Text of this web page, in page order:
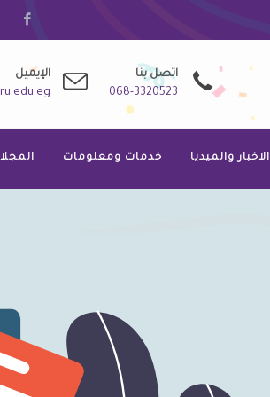
اتصل بنا
068-3320523
الإيميل
الاخبار والميديا خدمات ومعلومات